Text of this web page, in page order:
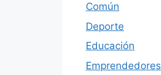
Común
Deporte
Educación
Emprendedores